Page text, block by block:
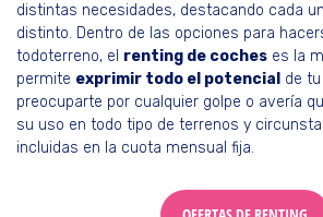
distintas necesidades, destacando cada
distinto. Dentro de las opciones para
todoterreno, el renting de coches es la
permite exprimir todo el potencial de
preocuparte por cualquier golpe o avería
su uso en todo tipo de terrenos y
incluidas en la cuota mensual fija.